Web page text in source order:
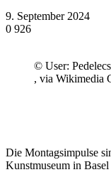
9. September 2024
0 926
© User:
, via Wikimedia
Die Montagsimpulse
Kunstmuseum in